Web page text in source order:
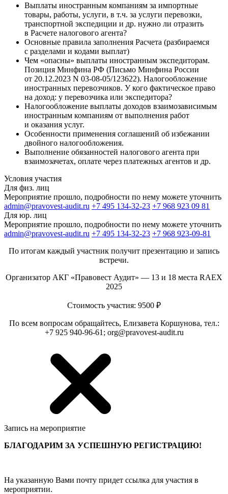
Выплаты иностранным компаниям за импортные
товары, работы, услуги, в т.ч. за услуги перевозки,
транспортной экспедиции и др. нужно ли отразить
в Расчете налогового агента?
Основные правила заполнения Расчета (разбираемся
с разделами и кодами выплат)
Чем «опасны» выплаты иностранным экспедиторам.
Позиция Минфина РФ (Письмо Минфина России
от 20.12.2023 N 03-08-05/123622). Налогообложение
иностранных перевозчиков. У кого фактическое право
на доход: у перевозчика или экспедитора?
Налогообложение выплаты доходов взаимозависимым
иностранным компаниям от выполнения работ
и оказания услуг.
Особенности применения соглашений об избежании
двойного налогообложения.
Выполнение обязанностей налогового агента при
взаимозачетах, оплате через платежных агентов и др.
Условия участия
Для физ. лиц
Мероприятие прошло, подробности по нему можете уточнить
admin@pravovest-audit.ru +7 495 134-32-23 +7 968 923 09 81
Для юр. лиц
Мероприятие прошло, подробности по нему можете уточнить
admin@pravovest-audit.ru +7 495 134-32-23 +7 968 923-09-81
По итогам каждый участник получит презентацию и запись
встречи.
Организатор АКГ «Правовест Аудит» — 13 и 18 места RAEX
2025
Стоимость участия: 9500 ₽
По всем вопросам обращайтесь, Елизавета Коршунова, тел.:
+7 925 940-96-61; org@pravovest-audit.ru
Запись на мероприятие
БЛАГОДАРИМ ЗА УСПЕШНУЮ РЕГИСТРАЦИЮ!
На указанную Вами почту придет ссылка для участия в
мероприятии.